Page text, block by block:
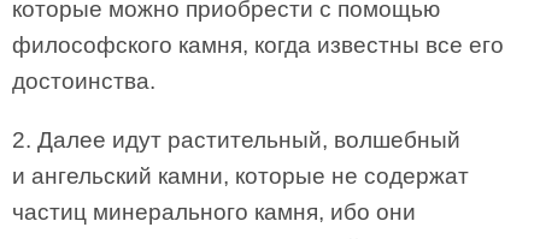
которые можно приобрести с помощью
философского камня, когда известны все его
достоинства.
2. Далее идут растительный, волшебный
и ангельский камни, которые не содержат
частиц минерального камня, ибо они